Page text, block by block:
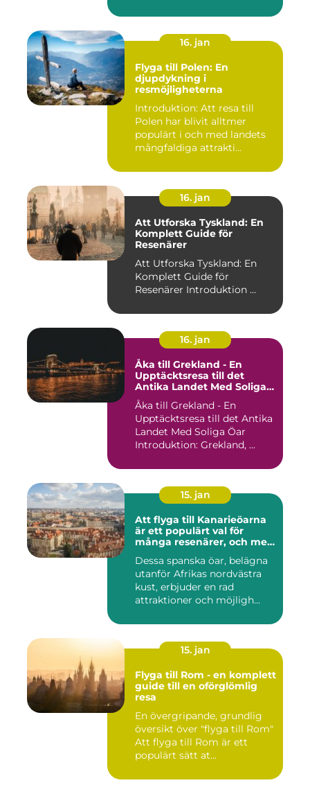
16. jan
Flyga till Polen: En
djupdykning i
resmöjligheterna
Introduktion: Att resa till
Polen har blivit alltmer
populärt i och med landets
mångfaldiga attrakti...
16. jan
Att Utforska Tyskland: En
Komplett Guide för
Resenärer
Att Utforska Tyskland: En
Komplett Guide för
Resenärer Introduktion ...
16. jan
Åka till Grekland - En
Upptäcktsresa till det
Antika Landet Med Soliga
Öar
Åka till Grekland - En
Upptäcktsresa till det Antika
Landet Med Soliga Öar
Introduktion: Grekland, ...
15. jan
Att flyga till Kanarieöarna
är ett populärt val för
många resenärer, och med
Dessa spanska öar, belägna
utanför Afrikas nordvästra
kust, erbjuder en rad
attraktioner och möjligh...
15. jan
Flyga till Rom - en komplett
guide till en oförglömlig
resa
En övergripande, grundlig
översikt över "flyga till Rom"
Att flyga till Rom är ett
populärt sätt at...